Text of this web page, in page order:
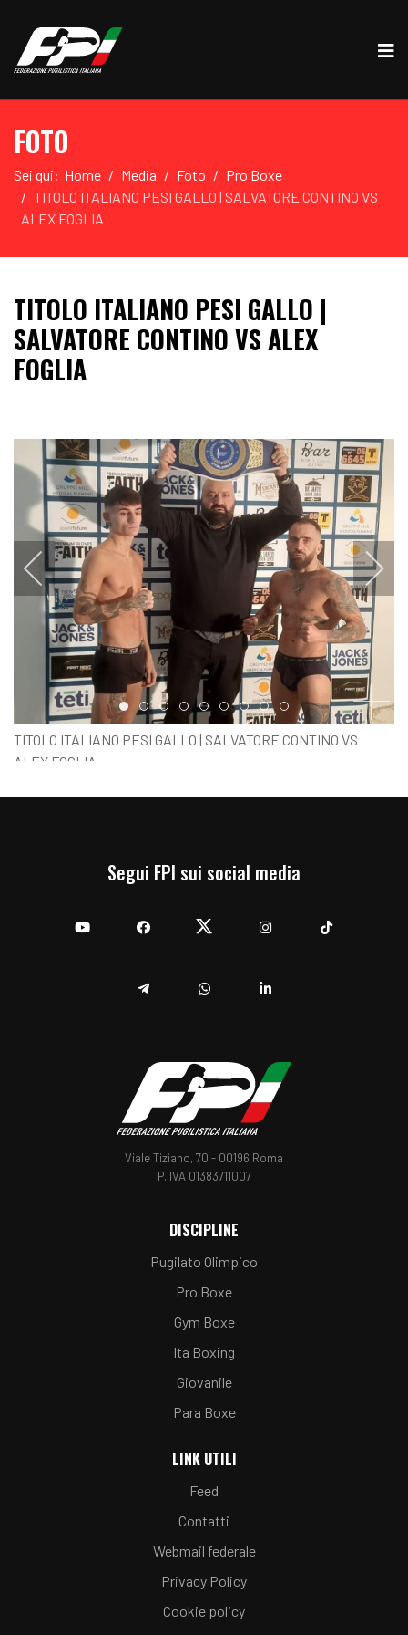
FOTO
Sei qui: Home Media Foto
Pro Boxe
TITOLO ITALIANO PESI GALLO | SALVATORE CONTINO VS
ALEX FOGLIA
TITOLO ITALIANO PESI GALLO |
SALVATORE CONTINO VS ALEX
FOGLIA
Item 0Item 1Item 2Item 3Item 4Item 5Item 6Item 7Item 8
TITOLO ITALIANO PESI GALLO | SALVATORE CONTINO VS
ALEX FOGLIA
PESO UFFICIALE
Segui FPI sui social media
Viale Tiziano, 70 - 00196 Roma
P. IVA 01383711007
DISCIPLINE
Pugilato Olimpico
Pro Boxe
Gym Boxe
Ita Boxing
Giovanile
Para Boxe
LINK UTILI
Feed
Contatti
Webmail federale
Privacy Policy
Cookie policy